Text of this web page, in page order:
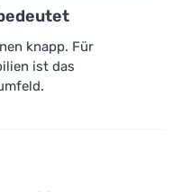
knapp. Für
ist das